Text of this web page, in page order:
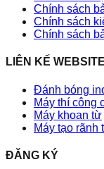
Chính sách
Chính sách
Chính sách
LIÊN KẾ WEBSITE
Đánh bóng
Máy thí công
Máy khoan từ
Máy tạo rãnh
ĐĂNG KÝ